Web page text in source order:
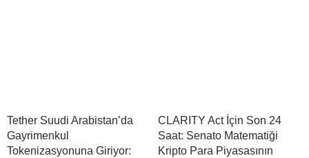
Tether Suudi Arabistan’da
Gayrimenkul
Tokenizasyonuna Giriyor:
CLARITY Act İçin Son 24
Saat: Senato Matematiği
Kripto Para Piyasasının